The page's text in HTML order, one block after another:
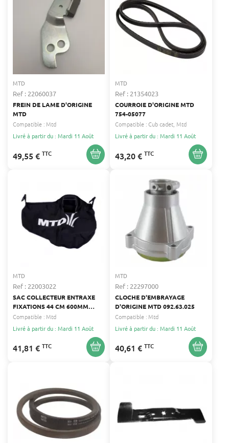
MTD
Ref : 22060037
FREIN DE LAME D'ORIGINE
MTD
Compatible : Mtd
Livré à partir du : Mardi 11 Août
49,55 € TTC
MTD
Ref : 21354023
COURROIE D'ORIGINE MTD
754-05077
Compatible :Cub cadet Mtd
Livré à partir du : Mardi 11 Août
43,20 € TTC
MTD
Ref : 22003022
SAC COLLECTEUR ENTRAXE
FIXATIONS 44 CM 600MM
EMBOUT RECTANGLE 8.3 X 7.3
D'ORIGINE MTD 092.61.140
Compatible : Mtd
Livré à partir du : Mardi 11 Août
41,81 € TTC
MTD
Ref : 22297000
CLOCHE D'EMBRAYAGE
D'ORIGINE MTD 092.63.025
Compatible : Mtd
Livré à partir du : Mardi 11 Août
40,61 € TTC